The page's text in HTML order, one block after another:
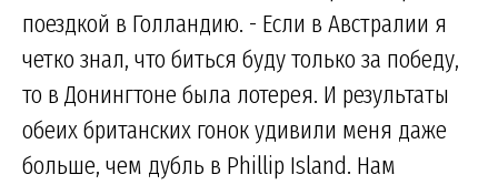
поездкой в Голландию. - Если в Австралии я
четко знал, что биться буду только за победу,
то в Донингтоне была лотерея. И результаты
обеих британских гонок удивили меня даже
больше, чем дубль в Phillip Island. Нам